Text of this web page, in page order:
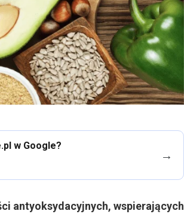
w Google?
→
antyoksydacyjnych, wspierających